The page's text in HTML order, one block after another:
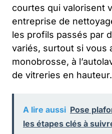
courtes qui valorisent
entreprise de
les profils passés par
variés, surtout si vous
monobrosse, à
de vitreries en hauteur.
A lire aussi Pose
les étapes clés à